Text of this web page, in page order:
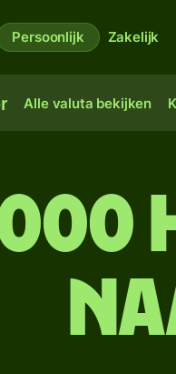
Persoonlijk Zakelijk
Alle valuta bekijken